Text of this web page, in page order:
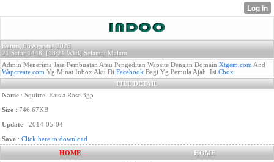
Kamis, 06 Agustus 2026
21 Safar 1448 [18:21 WIB] Selamat Malam
Admin Menerima Jasa Pembuatan Atau Pengeditan Wapsite Dengan Domain Xtgem.com And
Wapcreate.com Yg Minat Inbox Aku Di Facebook Bagi Yg Pemula Ajah..Isi Cbox
FILE DETAIL
Name : Squirrel Eats a Rose.3gp
Size : 746.67KB
Update : 2014-05-04
Save : Click here to download
HOME
HOME